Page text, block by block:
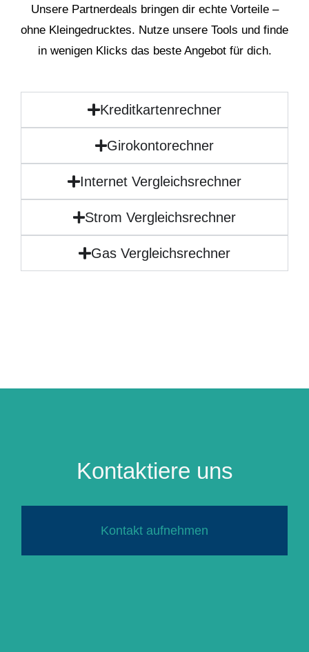
Unsere Partnerdeals bringen dir echte Vorteile –
ohne Kleingedrucktes. Nutze unsere Tools und finde
in wenigen Klicks das beste Angebot für dich.
Kreditkartenrechner
Girokontorechner
Internet Vergleichsrechner
Strom Vergleichsrechner
Gas Vergleichsrechner
Kontaktiere uns
Kontakt aufnehmen